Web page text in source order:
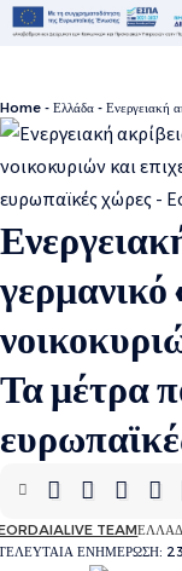
Home - Ελλάδα - Ενεργειακή ακρίβεια:
γερμανικό
Τα μέτρα
ΕΝΗΜΈΡΩΣΗ:
TEAM